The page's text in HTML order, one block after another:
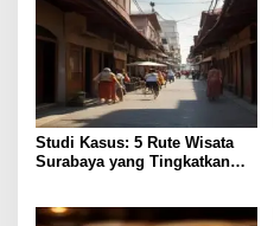
Studi Kasus: 5 Rute Wisata
Surabaya yang Tingkatkan